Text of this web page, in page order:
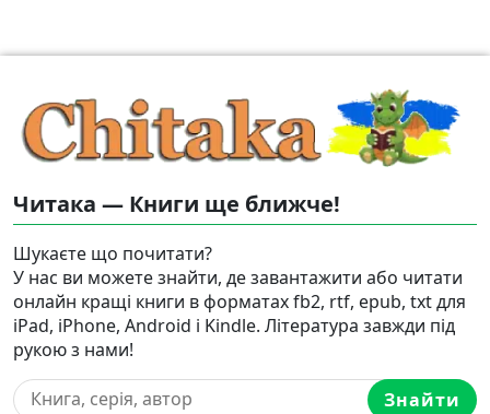
Читака — Книги ще ближче!
Шукаєте що почитати?
У нас ви можете знайти, де завантажити або читати
онлайн кращі книги в форматах fb2, rtf, epub, txt для
iPad, iPhone, Android і Kindle. Література завжди під
рукою з нами!
Знайти